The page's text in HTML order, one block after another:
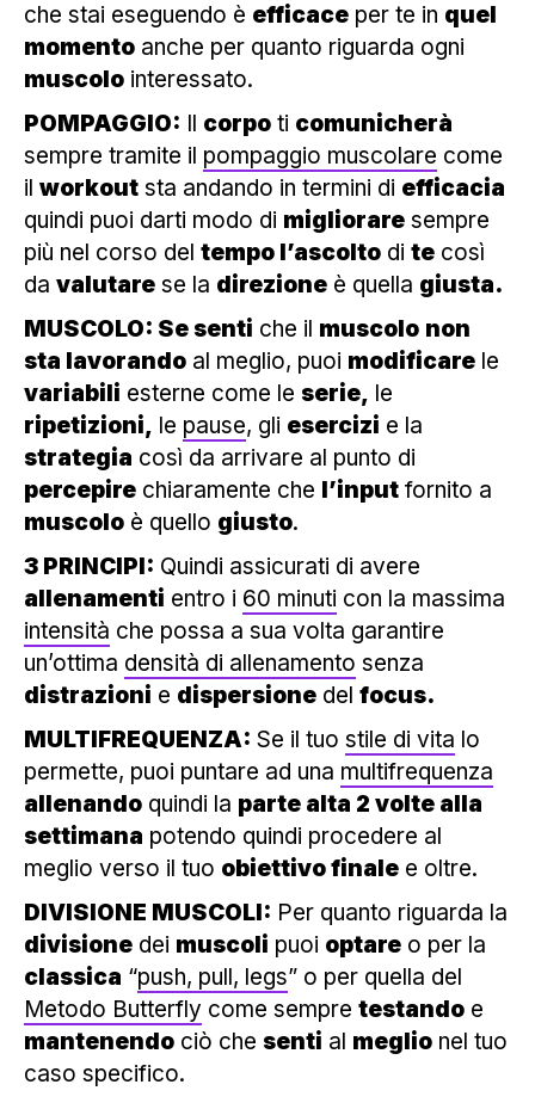
che stai eseguendo è efficace per te in quel
momento anche per quanto riguarda ogni
muscolo interessato.
POMPAGGIO: Il corpo ti comunicherà
sempre tramite il pompaggio muscolare come
il workout sta andando in termini di efficacia
quindi puoi darti modo di migliorare sempre
più nel corso del tempo l’ascolto di te così
da valutare se la direzione è quella giusta.
MUSCOLO: Se senti che il muscolo non
sta lavorando al meglio, puoi modificare le
variabili esterne come le serie, le
ripetizioni, le pause, gli esercizi e la
strategia così da arrivare al punto di
percepire chiaramente che l’input fornito a
muscolo è quello giusto.
3 PRINCIPI: Quindi assicurati di avere
allenamenti entro i 60 minuti con la massima
intensità che possa a sua volta garantire
un’ottima densità di allenamento senza
distrazioni e dispersione del focus.
MULTIFREQUENZA: Se il tuo stile di vita lo
permette, puoi puntare ad una multifrequenza
allenando quindi la parte alta 2 volte alla
settimana potendo quindi procedere al
meglio verso il tuo obiettivo finale e oltre.
DIVISIONE MUSCOLI: Per quanto riguarda la
divisione dei muscoli puoi optare o per la
classica “push, pull, legs” o per quella del
Metodo Butterfly come sempre testando e
mantenendo ciò che senti al meglio nel tuo
caso specifico.